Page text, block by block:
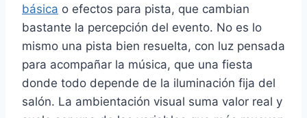
básica o efectos para pista, que cambian
bastante la percepción del evento. No es lo
mismo una pista bien resuelta, con luz pensada
para acompañar la música, que una fiesta
donde todo depende de la iluminación fija del
salón. La ambientación visual suma valor real y